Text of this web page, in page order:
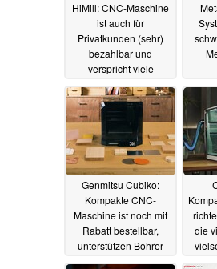
HiMill: CNC-Maschine
ist auch für
Privatkunden (sehr)
bezahlbar und
verspricht viele
Möglichkeiten11.10.2025
Genmitsu Cubiko:
Kompakte CNC-
Maschine ist noch mit
Rabatt bestellbar,
unterstützen Bohrer
und Laser08.02.2025
die